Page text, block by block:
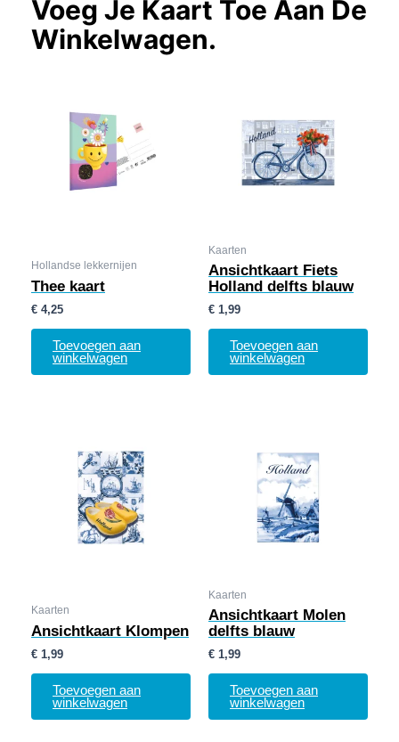
Voeg Je Kaart Toe Aan De
Winkelwagen.
Hollandse lekkernijen
Thee kaart
€ 4,25
Toevoegen aan
winkelwagen
Kaarten
Ansichtkaart Fiets
Holland delfts blauw
€ 1,99
Toevoegen aan
winkelwagen
Kaarten
Ansichtkaart Klompen
€ 1,99
Toevoegen aan
winkelwagen
Kaarten
Ansichtkaart Molen
delfts blauw
€ 1,99
Toevoegen aan
winkelwagen